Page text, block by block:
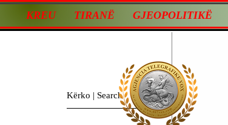
KREU TIRANË GJEOPOLITIKË